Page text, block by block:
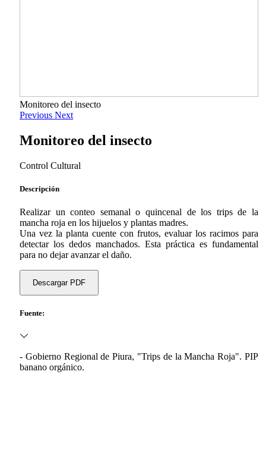
Monitoreo del insecto
Previous Next
Monitoreo del insecto
Control Cultural
Descripción
Realizar un conteo semanal o quincenal de los trips de la
mancha roja en los hijuelos y plantas madres.
Una vez la planta cuente con frutos, evaluar los racimos para
detectar los dedos manchados. Esta práctica es fundamental
para no dejar avanzar el daño.
Descargar PDF
Fuente:
- Gobierno Regional de Piura, "Trips de la Mancha Roja". PIP
banano orgánico.